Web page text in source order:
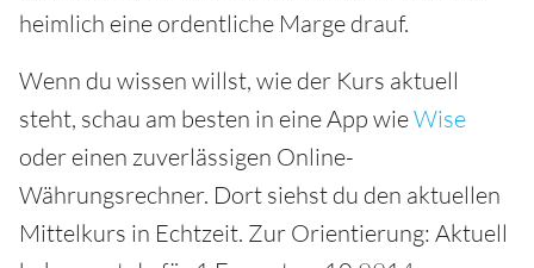
heimlich eine ordentliche Marge drauf.
Wenn du wissen willst, wie der Kurs aktuell
steht, schau am besten in eine App wieWise
oder einen zuverlässigen Online-
Währungsrechner. Dort siehst du den aktuellen
Mittelkurs in Echtzeit. Zur Orientierung: Aktuell